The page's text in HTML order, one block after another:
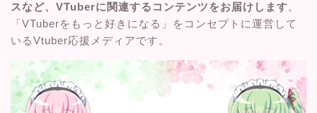
スなど、VTuberに関連するコンテンツをお届けします。
「VTuberをもっと好きになる」をコンセプトに運営して
いるVtuber応援メディアです。